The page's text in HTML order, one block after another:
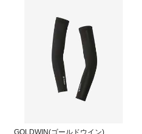
GOLDWIN(ゴールドウイン)